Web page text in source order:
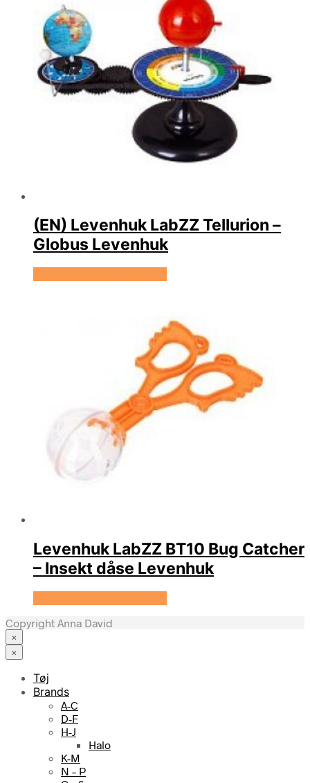
(EN) Levenhuk LabZZ Tellurion –
Globus Levenhuk
Levenhuk LabZZ BT10 Bug Catcher
– Insekt dåse Levenhuk
Copyright Anna David
×
×
Tøj
Brands
A-C
D-F
H-J
Halo
K-M
N – P